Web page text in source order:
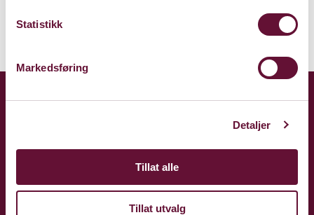
Statistikk
Markedsføring
Detaljer
Tillat alle
Tillat utvalg